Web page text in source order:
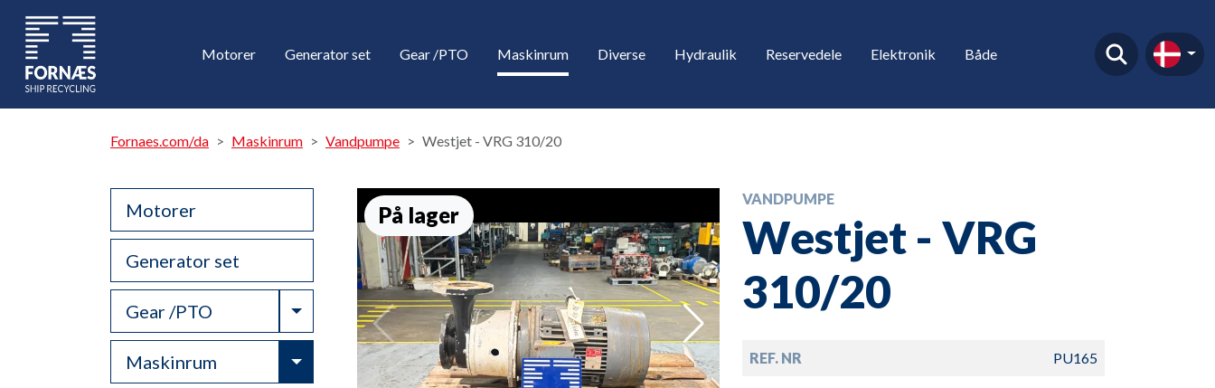
Motorer Generator set Gear /PTO Maskinrum Diverse Hydraulik Reservedele Elektronik Både
Fornaes.com/da Maskinrum Vandpumpe Westjet - VRG 310/20
Motorer
Generator set
Gear /PTO Toggle Dropdown
Maskinrum Toggle Dropdown
På lager
VANDPUMPE
Westjet - VRG
310/20
REF. NR PU165